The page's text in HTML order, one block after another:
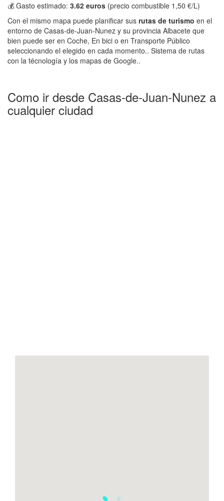
💰 Gasto estimado: 3.62 euros (precio combustible 1,50 €/L)
Con el mismo mapa puede planificar sus rutas de turismo en el
entorno de Casas-de-Juan-Nunez y su provincia Albacete que
bien puede ser en Coche, En bici o en Transporte Público
seleccionando el elegido en cada momento.. Sistema de rutas
con la técnología y los mapas de Google..
Como ir desde Casas-de-Juan-Nunez a
cualquier ciudad